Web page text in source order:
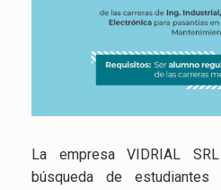
La empresa VIDRIAL
búsqueda de